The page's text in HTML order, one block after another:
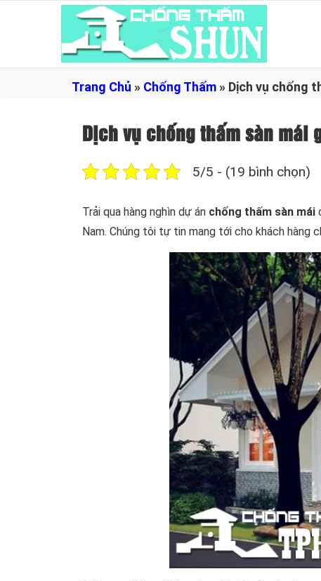
Trang Chủ » Chống Thấm » Dịch vụ chống
Dịch vụ chống thấm sàn mái
5/5 - (19 bình chọn)
Trải qua hàng nghìn dự án chống thấm sàn mái
Nam. Chúng tôi tự tin mang tới cho khách hàng